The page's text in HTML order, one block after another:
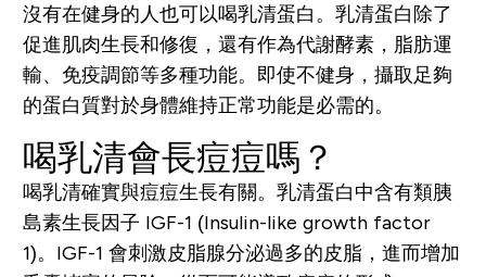
沒有在健身的人也可以喝乳清蛋白。乳清蛋白除了
促進肌肉生長和修復，還有作為代謝酵素，脂肪運
輸、免疫調節等多種功能。即使不健身，攝取足夠
的蛋白質對於身體維持正常功能是必需的。
喝乳清會長痘痘嗎？
喝乳清確實與痘痘生長有關。乳清蛋白中含有類胰
島素生長因子 IGF-1 (Insulin-like growth factor
1)。IGF-1 會刺激皮脂腺分泌過多的皮脂，進而增加